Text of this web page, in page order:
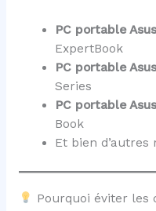
PC portable
ExpertBook
PC portable
Series
PC portable
Book
Et bien d’autres
Pourquoi éviter les